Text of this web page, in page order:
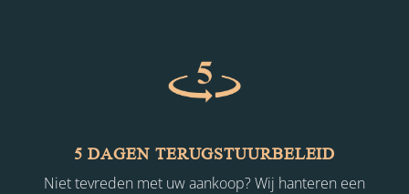
5 DAGEN TERUGSTUURBELEID
Niet tevreden met uw aankoop? Wij hanteren een